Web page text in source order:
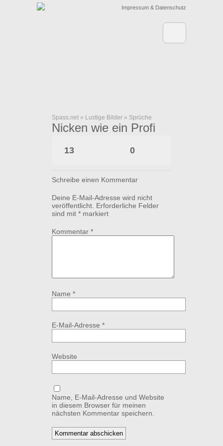
Impressum & Datenschutz
Spass.net » Lustige Bilder » Sprüche
Nicken wie ein Profi
13 0
Schreibe einen Kommentar
Deine E-Mail-Adresse wird nicht
veröffentlicht. Erforderliche Felder
sind mit * markiert
Kommentar *
Name *
E-Mail-Adresse *
Website
Name, E-Mail-Adresse und Website
in diesem Browser für meinen
nächsten Kommentar speichern.